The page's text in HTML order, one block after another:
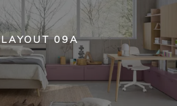
LAYOUT 09A